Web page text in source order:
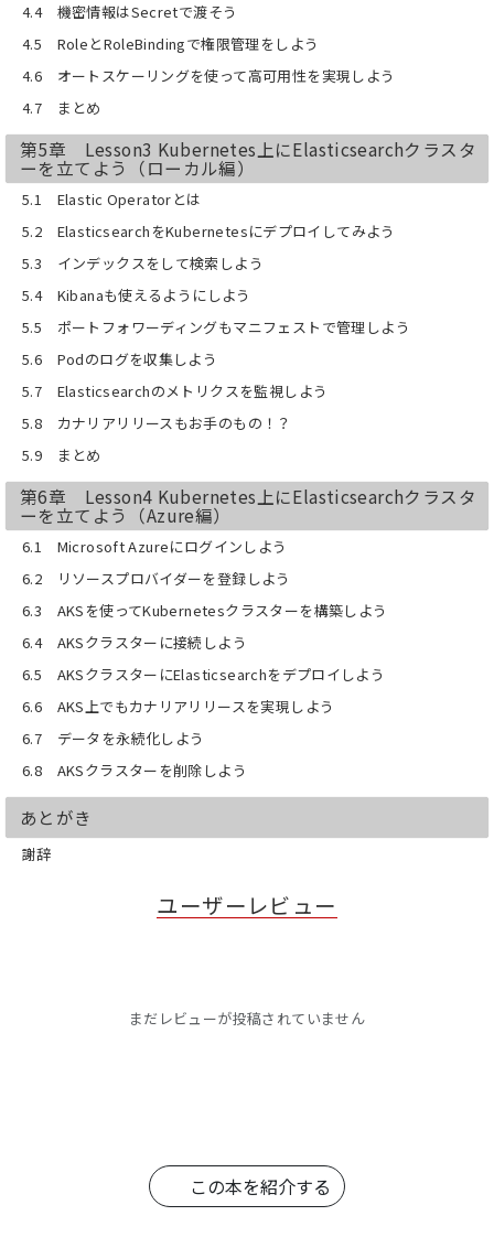
4.4 機密情報はSecretで渡そう
4.5 RoleとRoleBindingで権限管理をしよう
4.6 オートスケーリングを使って高可用性を実現しよう
4.7 まとめ
第5章 Lesson3 Kubernetes上にElasticsearchクラスタ
ーを立てよう（ローカル編）
5.1 Elastic Operatorとは
5.2 ElasticsearchをKubernetesにデプロイしてみよう
5.3 インデックスをして検索しよう
5.4 Kibanaも使えるようにしよう
5.5 ポートフォワーディングもマニフェストで管理しよう
5.6 Podのログを収集しよう
5.7 Elasticsearchのメトリクスを監視しよう
5.8 カナリアリリースもお手のもの！？
5.9 まとめ
第6章 Lesson4 Kubernetes上にElasticsearchクラスタ
ーを立てよう（Azure編）
6.1 Microsoft Azureにログインしよう
6.2 リソースプロバイダーを登録しよう
6.3 AKSを使ってKubernetesクラスターを構築しよう
6.4 AKSクラスターに接続しよう
6.5 AKSクラスターにElasticsearchをデプロイしよう
6.6 AKS上でもカナリアリリースを実現しよう
6.7 データを永続化しよう
6.8 AKSクラスターを削除しよう
あとがき
謝辞
ユーザーレビュー
まだレビューが投稿されていません
この本を紹介する